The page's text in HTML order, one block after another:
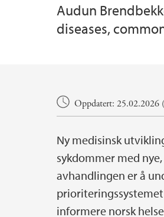
Audun
diseases,
HovedinnholdOppdatert: 25.02.2026
Ny medisinsk
sykdommer med
avhandlingen er å
informere norsk